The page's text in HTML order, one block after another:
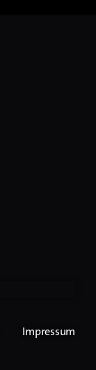
Impressum